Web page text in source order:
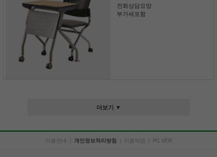
전화상담요망
부가세포함
더보기 ▼
이용안내 | 개인정보처리방침 | 이용약관 | PC VER